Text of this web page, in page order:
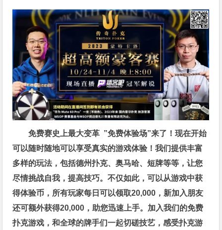
免费赛史上最大变革 ”免费体验场”来了！现在开始
可以随时随地可以享受真实的游戏体验！我们提供丰富
多样的玩法，包括德州扑克、奥马哈、短牌等等，让您
尽情挑战自我，提高技巧。不仅如此，可以从游戏中获
得体验币，所有玩家每日可以领取20,000，新加入朋友
还可额外获得20,000，助您迅速上手。 加入我们的免费
扑克游戏，和全球的牌手们一起切磋技艺，感受扑克游